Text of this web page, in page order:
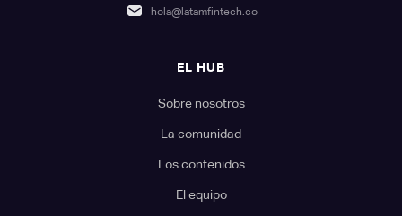
hola@latamfintech.co
EL HUB
Sobre nosotros
La comunidad
Los contenidos
El equipo